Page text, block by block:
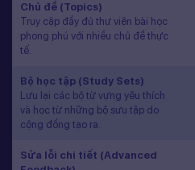
Chủ đề (Topics)
Truy cập đầy đủ thư viện bài học
phong phú với nhiều chủ đề thực
tế.
Bộ học tập (Study Sets)
Lưu lại các bộ từ vựng yêu thích
và học từ những bộ sưu tập do
cộng đồng tạo ra.
Sửa lỗi chi tiết (Advanced